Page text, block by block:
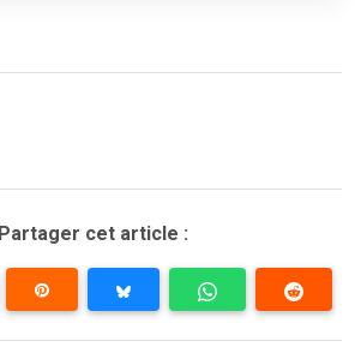
Partager cet article :